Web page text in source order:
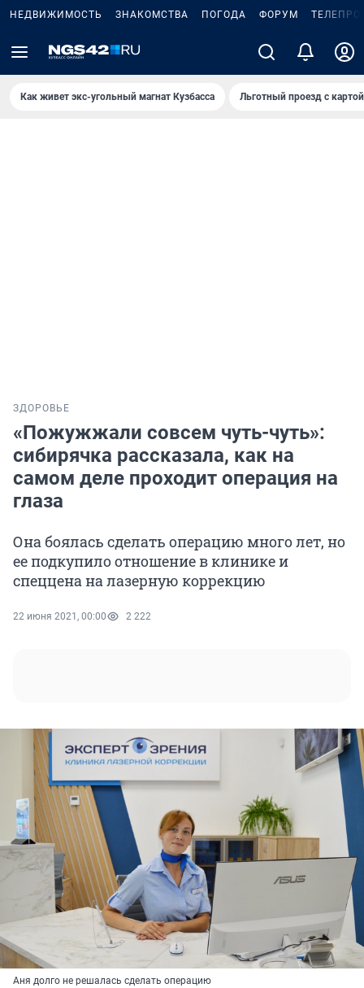
НЕДВИЖИМОСТЬ ЗНАКОМСТВА ПОГОДА ФОРУМ
Как живет экс-угольный магнат Кузбасса Льготный проезд с
ЗДОРОВЬЕ
«Пожужжали совсем чуть-чуть»:
сибирячка рассказала, как на
самом деле проходит операция на
глаза
Она боялась сделать операцию много лет, но
ее подкупило отношение в клинике и
спеццена на лазерную коррекцию
22 июня 2021, 00:00 2 222
Аня долго не решалась сделать операцию